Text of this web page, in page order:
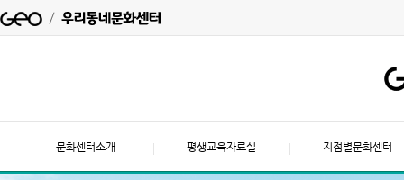
문화센터소개 평생교육자료실 지점별문화센터